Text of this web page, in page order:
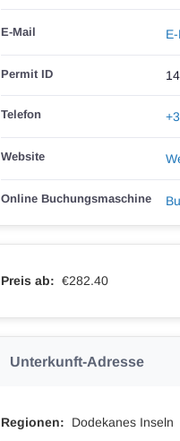
E-Mail
Permit ID
Telefon
Website
Online Buchungsmaschine
Preis ab: €282.40
Unterkunft-Adresse
Regionen: Dodekanes Inseln